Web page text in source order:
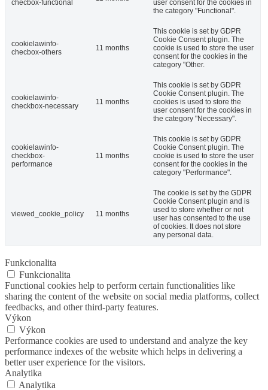
checbox-functional
user consent for the cookies in
the category "Functional".
cookielawinfo-
checbox-others
11 months
This cookie is set by GDPR
Cookie Consent plugin. The
cookie is used to store the user
consent for the cookies in the
category "Other.
cookielawinfo-
checkbox-necessary
11 months
This cookie is set by GDPR
Cookie Consent plugin. The
cookies is used to store the
user consent for the cookies in
the category "Necessary".
cookielawinfo-
checkbox-
performance
11 months
This cookie is set by GDPR
Cookie Consent plugin. The
cookie is used to store the user
consent for the cookies in the
category "Performance".
viewed_cookie_policy 11 months
The cookie is set by the GDPR
Cookie Consent plugin and is
used to store whether or not
user has consented to the use
of cookies. It does not store
any personal data.
Funkcionalita
Funkcionalita
Functional cookies help to perform certain functionalities like
sharing the content of the website on social media platforms, collect
feedbacks, and other third-party features.
Výkon
Výkon
Performance cookies are used to understand and analyze the key
performance indexes of the website which helps in delivering a
better user experience for the visitors.
Analytika
Analytika